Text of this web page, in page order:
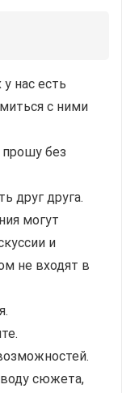
нас есть
с ними
без
друг друга.
могут
и
не входят в
сюжета,